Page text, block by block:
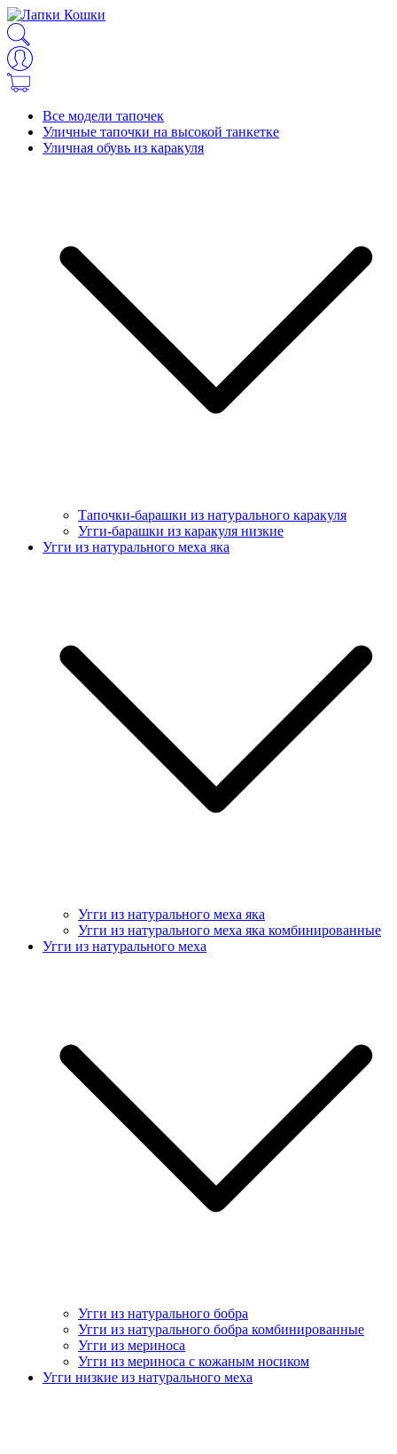
Все модели тапочек
Уличные тапочки на высокой танкетке
Уличная обувь из каракуля
Тапочки-барашки из натурального каракуля
Угги-барашки из каракуля низкие
Угги из натурального меха яка
Угги из натурального меха яка
Угги из натурального меха яка комбинированные
Угги из натурального меха
Угги из натурального бобра
Угги из натурального бобра комбинированные
Угги из мериноса
Угги из мериноса с кожаным носиком
Угги низкие из натурального меха